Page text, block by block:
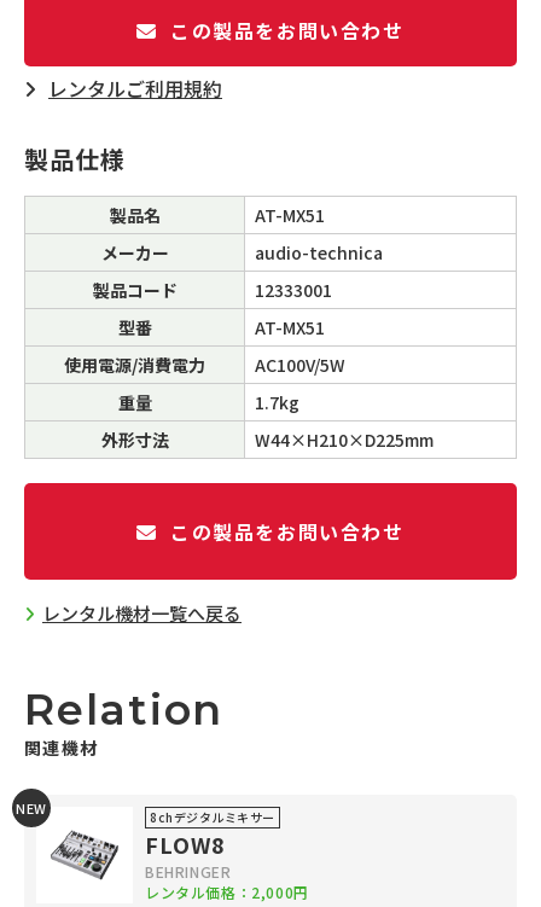
この製品をお問い合わせ
レンタルご利⽤規約
製品仕様
製品名
AT-MX51
メーカー
audio-technica
製品コード
12333001
型番
AT-MX51
使用電源/消費電力
AC100V/5W
重量
1.7kg
外形寸法
W44×H210×D225mm
この製品をお問い合わせ
レンタル機材一覧へ戻る
Relation
関連機材
NEW 8chデジタルミキサー
FLOW8
BEHRINGER
レンタル価格：2,000円